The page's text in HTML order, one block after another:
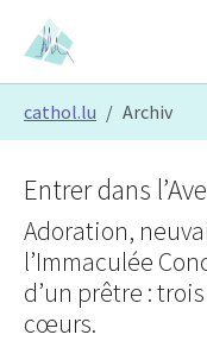
Skip to main content
Skip to page footer
cathol.lu Archiv
Entrer dans
Adoration,
l’Immaculée
d’un prêtre :
cœurs.